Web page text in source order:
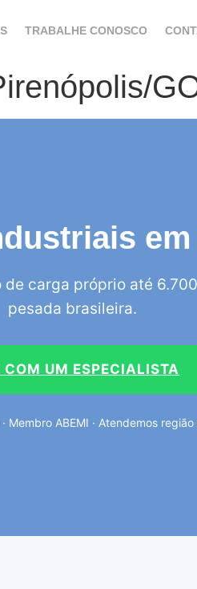
TRABALHE CONOSCO
carga próprio até
pesada brasileira.
COM UM ESPECIALISTA
Membro ABEMI · Atendemos